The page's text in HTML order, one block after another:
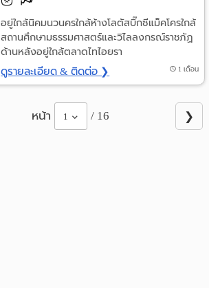
อยู่ใกล้นิคมนวนครใกล้ห้างโลตัสบิ๊กซีแม็คโครใกล้
สถานศึกษามธรรมศาสตร์และวิไลลงกรณ์ราชภัฏ
ด้านหลังอยู่ใกล้ตลาดไทไอยรา
ดูรายละเอียด & ติดต่อ ❯ 1 เดือน
หน้า 1 / 16 ❯